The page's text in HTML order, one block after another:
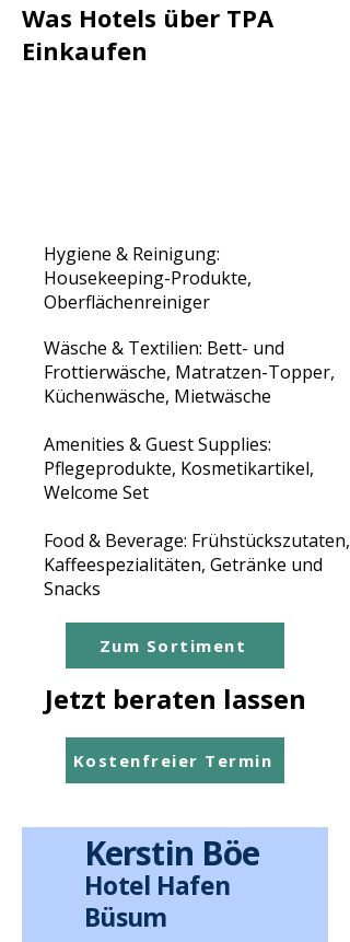
Was Hotels über TPA
Einkaufen
Hygiene & Reinigung:
Housekeeping-Produkte,
Oberflächenreiniger
Wäsche & Textilien: Bett- und
Frottierwäsche, Matratzen-Topper,
Küchenwäsche, Mietwäsche
Amenities & Guest Supplies:
Pflegeprodukte, Kosmetikartikel,
Welcome Set
Food & Beverage: Frühstückszutaten,
Kaffeespezialitäten, Getränke und
Snacks
Zum Sortiment
Jetzt beraten lassen
Kostenfreier Termin
Kerstin Böe
Hotel Hafen
Büsum